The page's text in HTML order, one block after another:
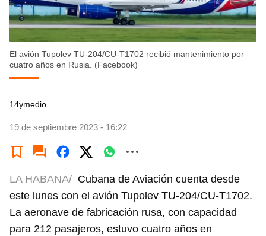
El avión Tupolev TU-204/CU-T1702 recibió mantenimiento por
cuatro años en Rusia. (Facebook)
14ymedio
19 de septiembre 2023 - 16:22
LA HABANA/ Cubana de Aviación cuenta desde
este lunes con el avión Tupolev TU-204/CU-T1702.
La aeronave de fabricación rusa, con capacidad
para 212 pasajeros, estuvo cuatro años en